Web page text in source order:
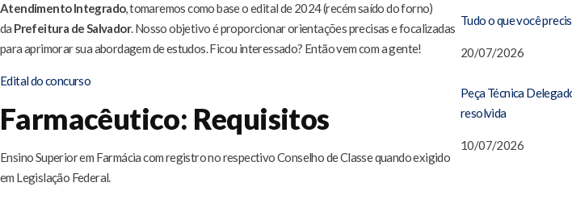
Atendimento Integrado, tomaremos como base o edital de 2024 (recém saído do forno)
da Prefeitura de Salvador. Nosso objetivo é proporcionar orientações precisas e focalizadas
para aprimorar sua abordagem de estudos. Ficou interessado? Então vem com a gente!
Edital do concurso
Farmacêutico: Requisitos
Ensino Superior em Farmácia com registro no respectivo Conselho de Classe quando exigido
em Legislação Federal.
Tudo o que você
20/07/2026
Peça Técnica
resolvida
10/07/2026